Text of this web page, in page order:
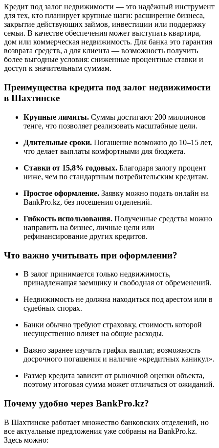
Кредит под залог недвижимости — это надёжный инструмент
для тех, кто планирует крупные шаги: расширение бизнеса,
закрытие действующих займов, инвестиции или поддержку
семьи. В качестве обеспечения может выступать квартира,
дом или коммерческая недвижимость. Для банка это гарантия
возврата средств, а для клиента — возможность получить
более выгодные условия: сниженные процентные ставки и
доступ к значительным суммам.
Преимущества кредита под залог недвижимости
в Шахтинске
Крупные лимиты. Суммы достигают 200 миллионов
тенге, что позволяет реализовать масштабные цели.
Длительные сроки. Погашение возможно до 10–15 лет,
что делает выплаты комфортными для бюджета.
Ставки от 15,8% годовых. Благодаря залогу процент
ниже, чем по стандартным потребительским кредитам.
Простое оформление. Заявку можно подать онлайн на
BankPro.kz, без посещения отделений.
Гибкость использования. Полученные средства можно
направить на бизнес, личные цели или
рефинансирование других кредитов.
Что важно учитывать при оформлении?
В залог принимается только недвижимость,
принадлежащая заемщику и свободная от обременений.
Недвижимость не должна находиться под арестом или в
судебных спорах.
Банки обычно требуют страховку, стоимость которой
несущественно влияет на общие расходы.
Важно заранее изучить график выплат, возможность
досрочного погашения и наличие «кредитных каникул».
Размер кредита зависит от рыночной оценки объекта,
поэтому итоговая сумма может отличаться от ожиданий.
Почему удобно через BankPro.kz?
В Шахтинске работает множество банковских отделений, но
все актуальные предложения уже собраны на BankPro.kz.
Здесь можно: